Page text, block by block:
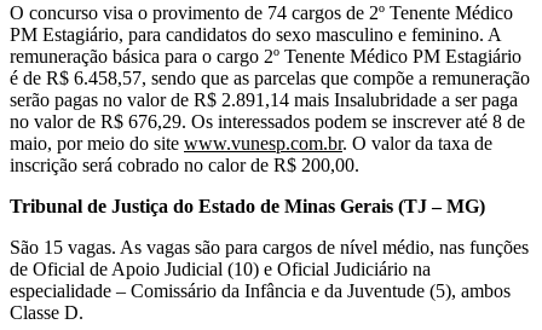
O concurso visa o provimento de 74 cargos de 2º Tenente Médico
PM Estagiário, para candidatos do sexo masculino e feminino. A
remuneração básica para o cargo 2º Tenente Médico PM Estagiário
é de R$ 6.458,57, sendo que as parcelas que compõe a remuneração
serão pagas no valor de R$ 2.891,14 mais Insalubridade a ser paga
no valor de R$ 676,29. Os interessados podem se inscrever até 8 de
maio, por meio do site www.vunesp.com.br. O valor da taxa de
inscrição será cobrado no calor de R$ 200,00.
Tribunal de Justiça do Estado de Minas Gerais (TJ – MG)
São 15 vagas. As vagas são para cargos de nível médio, nas funções
de Oficial de Apoio Judicial (10) e Oficial Judiciário na
especialidade – Comissário da Infância e da Juventude (5), ambos
Classe D.